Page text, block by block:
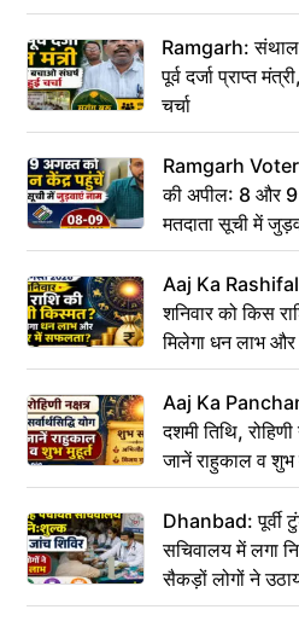
Ramgarh:
पूर्व दर्जा प्राप्त
चर्चा
Ramgarh
की अपील: 8 और 9
मतदाता सूची में
Aaj Ka
शनिवार को किस
मिलेगा धन लाभ
Aaj Ka
दशमी तिथि, रोहिणी
जानें राहुकाल व शुभ
Dhanbad: पूर्वी
सचिवालय में लगा
सैकड़ों लोगों ने